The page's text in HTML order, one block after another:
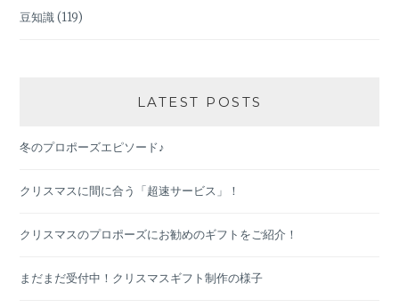
豆知識(119)
LATEST POSTS
冬のプロポーズエピソード♪
クリスマスに間に合う「超速サービス」！
クリスマスのプロポーズにお勧めのギフトをご紹介！
まだまだ受付中！クリスマスギフト制作の様子